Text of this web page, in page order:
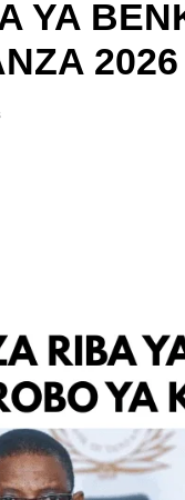
YA
2026